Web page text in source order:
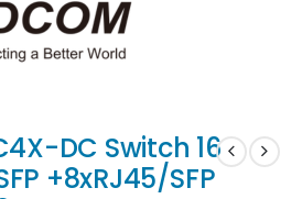
DC Switch 16
+8xRJ45/SFP